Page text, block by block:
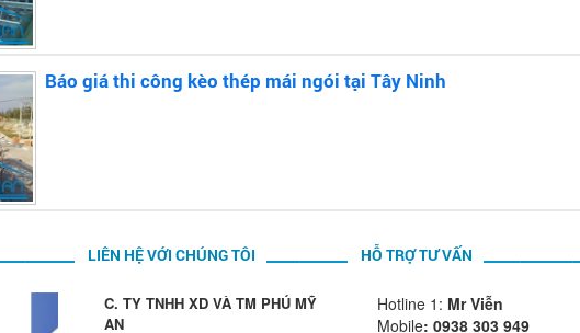
Báo giá thi công kèo thép mái ngói tại Tây Ninh
LIÊN HỆ VỚI CHÚNG TÔI
C. TY TNHH XD VÀ TM PHÚ MỸ
AN
HỖ TRỢ TƯ VẤN
Hotline 1: Mr Viễn
Mobile: 0938 303 949